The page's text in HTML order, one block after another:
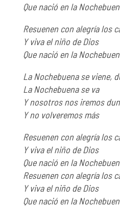
Que nació en la
Resuenen con alegría los
Y viva el niño de Dios
Que nació en la
La Nochebuena se viene,
La Nochebuena se va
Y nosotros nos iremos
Y no volveremos más
Resuenen con alegría los
Y viva el niño de Dios
Que nació en la
Resuenen con alegría los
Y viva el niño de Dios
Que nació en la